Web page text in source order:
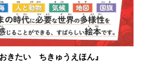
きたい ちきゅうえほん』